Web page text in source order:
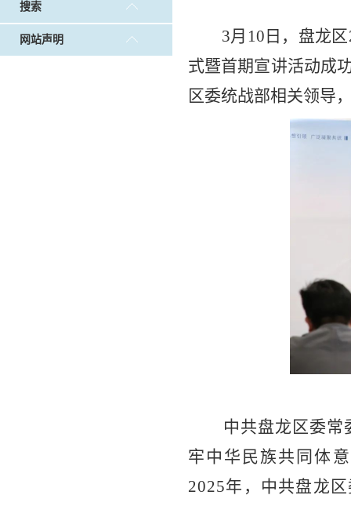
搜索
网站声明
3月10日，盘龙
式暨首期宣讲活动成
区委统战部相关领导
中共盘龙区委
牢中华民族共同体
2025年，中共盘龙